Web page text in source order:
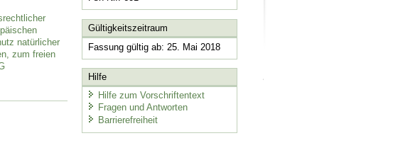
natürlicher
zum freien
Gültigkeitszeitraum
Fassung gültig ab: 25. Mai 2018
Hilfe
Hilfe zum Vorschriftentext
Fragen und Antworten
Barrierefreiheit